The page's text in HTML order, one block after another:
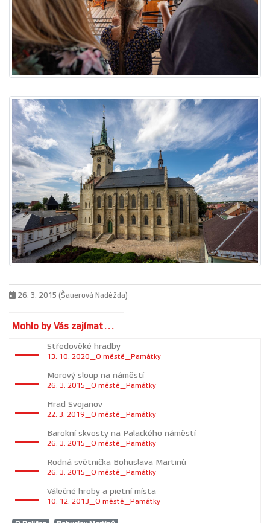
26. 3. 2015 (Šauerová Naděžda)
Mohlo by Vás zajímat...
Středověké hradby
13. 10. 2020_O městě_Památky
Morový sloup na náměstí
26. 3. 2015_O městě_Památky
Hrad Svojanov
22. 3. 2019_O městě_Památky
Barokní skvosty na Palackého náměstí
26. 3. 2015_O městě_Památky
Rodná světnička Bohuslava Martinů
26. 3. 2015_O městě_Památky
Válečné hroby a pietní místa
10. 12. 2013_O městě_Památky